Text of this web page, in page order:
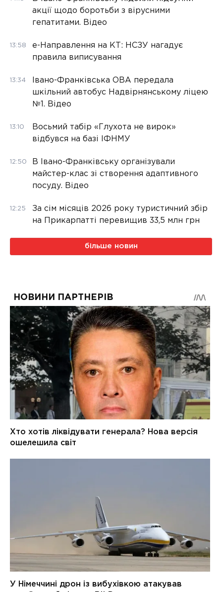
акції щодо боротьби з вірусними
гепатитами. Відео
13:58
е-Направлення на КТ: НСЗУ нагадує
правила виписування
13:34
Івано-Франківська ОВА передала
шкільний автобус Надвірнянському ліцею
№1. Відео
13:10
Восьмий табір «Глухота не вирок»
відбувся на базі ІФНМУ
12:50
В Івано-Франківську організували
майстер-клас зі створення адаптивного
посуду. Відео
12:25
За сім місяців 2026 року туристичний збір
на Прикарпатті перевищив 33,5 млн грн
більше новин